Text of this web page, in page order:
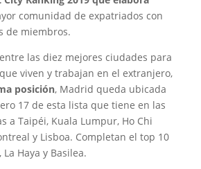
comunidad de expatriados con
de miembros.
las diez mejores ciudades para
viven y trabajan en el extranjero,
posición, Madrid queda ubicada
17 de esta lista que tiene en las
a Taipéi, Kuala Lumpur, Ho Chi
y Lisboa. Completan el top 10
Haya y Basilea.